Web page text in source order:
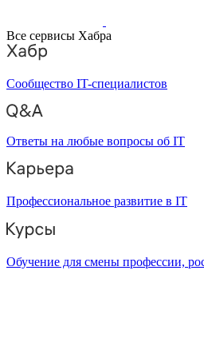
Все сервисы Хабра
Сообщество IT-специалистов
Ответы на любые вопросы об IT
Профессиональное развитие в IT
Обучение для смены профессии,